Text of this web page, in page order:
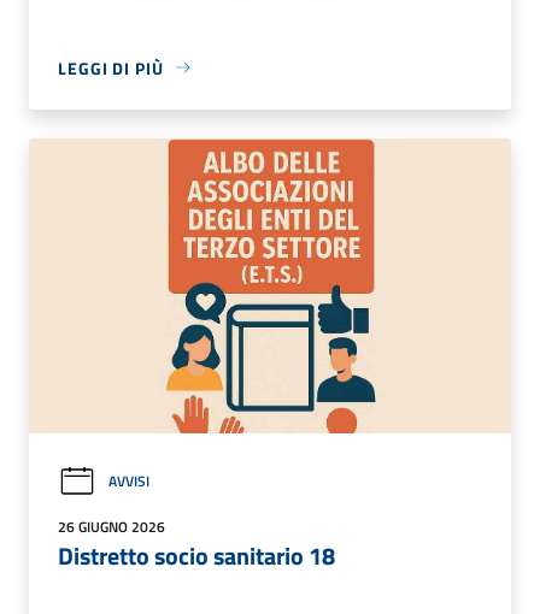
LEGGI DI PIÙ
AVVISI
26 GIUGNO 2026
Distretto socio sanitario 18